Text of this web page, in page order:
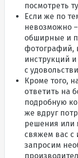
посмотреть
Если же по
невозможно
обширные и
фотографий,
инструкций
с
Кроме того,
ответить на
подробную
же вдруг
решения или
свяжем вас
запросим